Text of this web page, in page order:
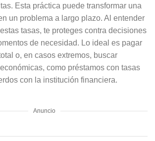
Esta práctica puede transformar una
un problema a largo plazo. Al entender
tasas, te proteges contra decisiones
de necesidad. Lo ideal es pagar
o, en casos extremos, buscar
como préstamos con tasas
con la institución financiera.
Anuncio